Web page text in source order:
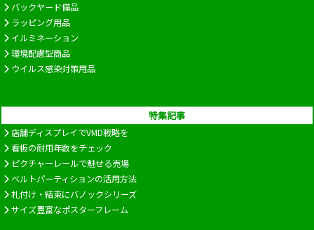
バックヤード備品
ラッピング用品
イルミネーション
環境配慮型商品
ウイルス感染対策用品
特集記事
店舗ディスプレイでVMD戦略を
看板の耐用年数をチェック
ピクチャーレールで魅せる売場
ベルトパーティションの活用方法
札付け・結束にバノックシリーズ
サイズ豊富なポスターフレーム